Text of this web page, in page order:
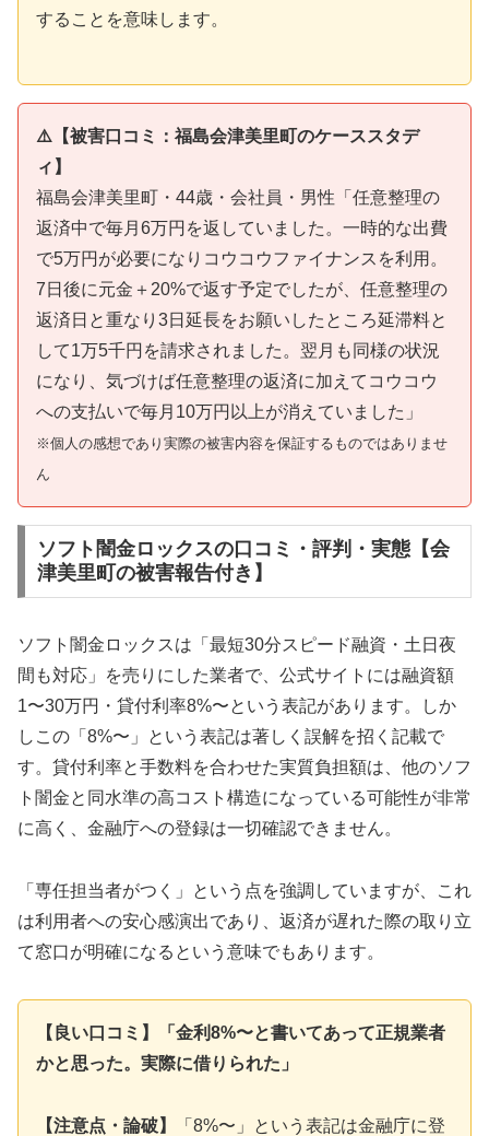
することを意味します。
⚠️【被害口コミ：福島会津美里町のケーススタデ
ィ】
福島会津美里町・44歳・会社員・男性「任意整理の
返済中で毎月6万円を返していました。一時的な出費
で5万円が必要になりコウコウファイナンスを利用。
7日後に元金＋20%で返す予定でしたが、任意整理の
返済日と重なり3日延長をお願いしたところ延滞料と
して1万5千円を請求されました。翌月も同様の状況
になり、気づけば任意整理の返済に加えてコウコウ
への支払いで毎月10万円以上が消えていました」
※個人の感想であり実際の被害内容を保証するものではありませ
ん
ソフト闇金ロックスの口コミ・評判・実態【会
津美里町の被害報告付き】
ソフト闇金ロックスは「最短30分スピード融資・土日夜
間も対応」を売りにした業者で、公式サイトには融資額
1〜30万円・貸付利率8%〜という表記があります。しか
しこの「8%〜」という表記は著しく誤解を招く記載で
す。貸付利率と手数料を合わせた実質負担額は、他のソフ
ト闇金と同水準の高コスト構造になっている可能性が非常
に高く、金融庁への登録は一切確認できません。
「専任担当者がつく」という点を強調していますが、これ
は利用者への安心感演出であり、返済が遅れた際の取り立
て窓口が明確になるという意味でもあります。
【良い口コミ】「金利8%〜と書いてあって正規業者
かと思った。実際に借りられた」
【注意点・論破】
「8%〜」という表記は金融庁に登